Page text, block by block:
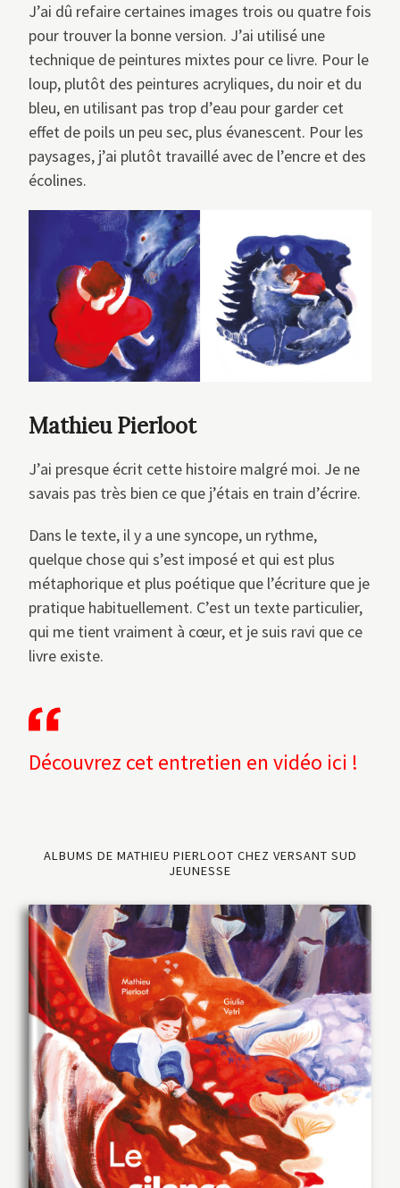
J’ai dû refaire certaines images trois ou quatre fois
pour trouver la bonne version. J’ai utilisé une
technique de peintures mixtes pour ce livre. Pour le
loup, plutôt des peintures acryliques, du noir et du
bleu, en utilisant pas trop d’eau pour garder cet
effet de poils un peu sec, plus évanescent. Pour les
paysages, j’ai plutôt travaillé avec de l’encre et des
écolines.
Mathieu Pierloot
J’ai presque écrit cette histoire malgré moi. Je ne
savais pas très bien ce que j’étais en train d’écrire.
Dans le texte, il y a une syncope, un rythme,
quelque chose qui s’est imposé et qui est plus
métaphorique et plus poétique que l’écriture que je
pratique habituellement. C’est un texte particulier,
qui me tient vraiment à cœur, et je suis ravi que ce
livre existe.
Découvrez cet entretien en vidéo ici !
ALBUMS DE MATHIEU PIERLOOT CHEZ VERSANT SUD
JEUNESSE